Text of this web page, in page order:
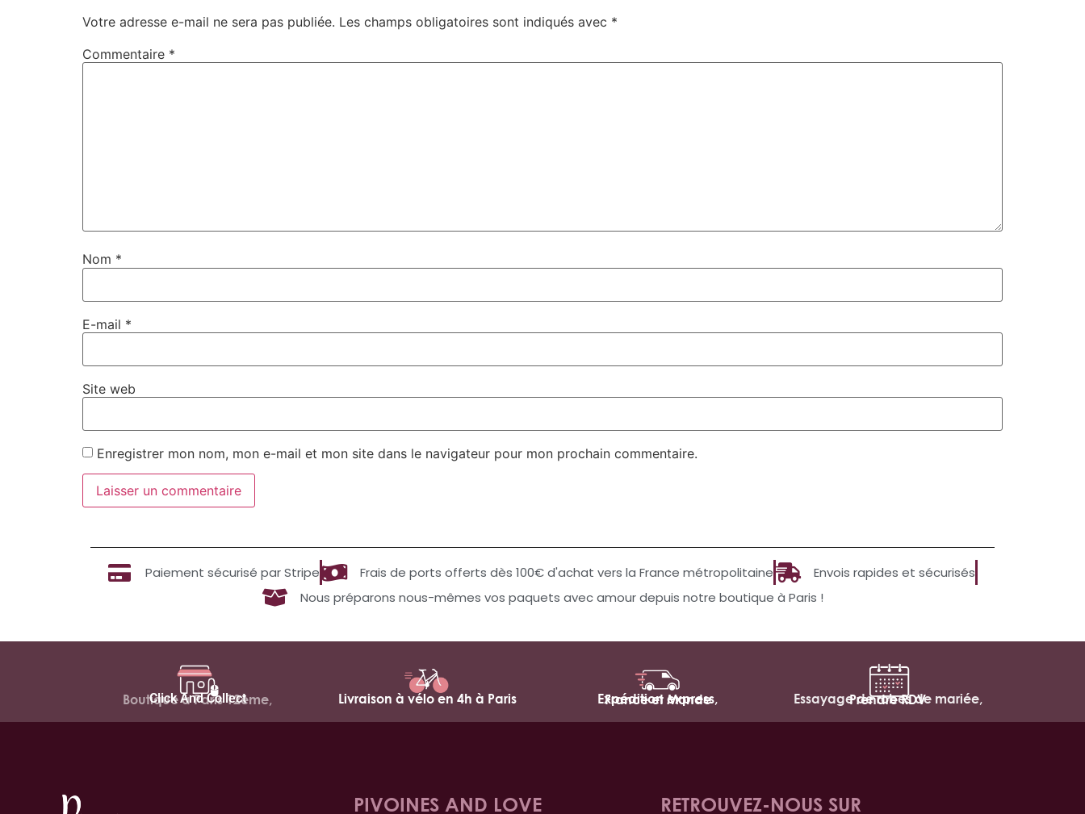
Votre adresse e-mail ne sera pas publiée. Les champs obligatoires sont indiqués avec *
Commentaire *
Nom *
E-mail *
Site web
Enregistrer mon nom, mon e-mail et mon site dans le navigateur pour mon prochain commentaire.
Paiement sécurisé par Stripe Frais de ports offerts dès 100€ d'achat vers la France métropolitaine
Envois rapides et sécurisés
Nous préparons nous-mêmes vos paquets avec amour depuis notre boutique à Paris !
Click And Collect
Boutique à Paris 12ème, Livraison à vélo en 4h à Paris Expédition express,
France et Monde Essayage de robes de mariée,
Prendre RDV
PIVOINES AND LOVE RETROUVEZ-NOUS SUR